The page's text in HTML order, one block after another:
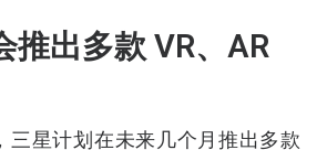
推出多款 VR、AR
，三星计划在未来几个月推出多款